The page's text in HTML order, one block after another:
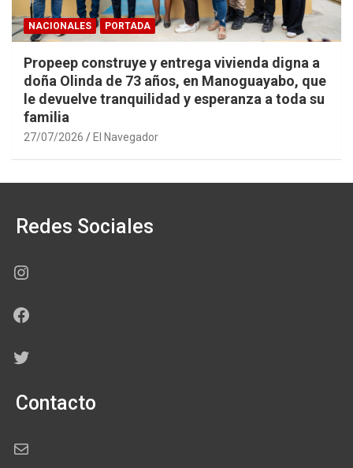
NACIONALES PORTADA
Propeep construye y entrega vivienda digna a
doña Olinda de 73 años, en Manoguayabo, que
le devuelve tranquilidad y esperanza a toda su
familia
27/07/2026 El Navegador
Redes Sociales
Instagram
Facebook
Twitter
Contacto
Correo electrónico